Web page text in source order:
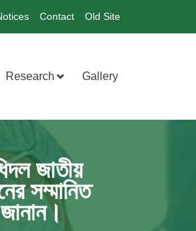
Contact Old Site
Research Gallery
জাতীয়
সম্মানিত